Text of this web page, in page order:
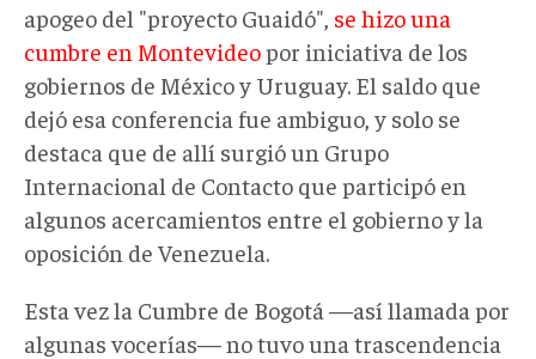
apogeo del "proyecto Guaidó", se hizo una
cumbre en Montevideopor iniciativa de los
gobiernos de México y Uruguay. El saldo que
dejó esa conferencia fue ambiguo, y solo se
destaca que de allí surgió un Grupo
Internacional de Contacto que participó en
algunos acercamientos entre el gobierno y la
oposición de Venezuela.
Esta vez la Cumbre de Bogotá —así llamada por
algunas vocerías— no tuvo una trascendencia